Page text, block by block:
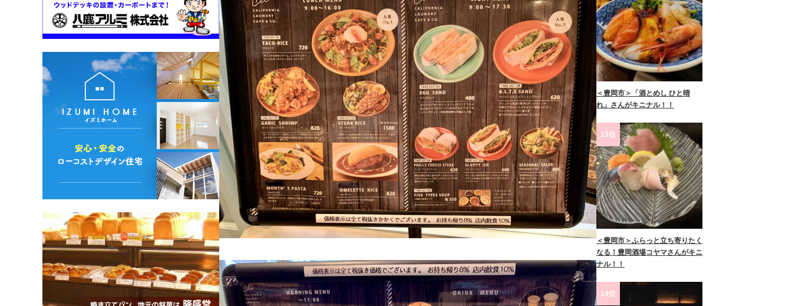
＜豊岡市＞「酒とめし ひと晴
れ」さんがキニナル！！
13位
＜豊岡市＞ふらっと立ち寄りたく
なる！豊岡酒場コヤマさんがキニ
ナル！！
14位